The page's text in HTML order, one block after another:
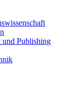
Publishing